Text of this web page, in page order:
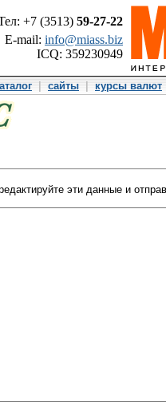
+7 (3513) 59-27-22
E-mail: info@miass.biz
ICQ: 359230949
| сайты курсы валют
эти данные и